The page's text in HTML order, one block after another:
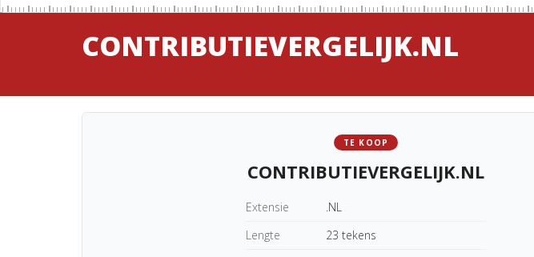
CONTRIBUTIEVERGELIJK.NL
TE KOOP
CONTRIBUTIEVERGELIJK.NL
Extensie
.NL
Lengte
23 tekens